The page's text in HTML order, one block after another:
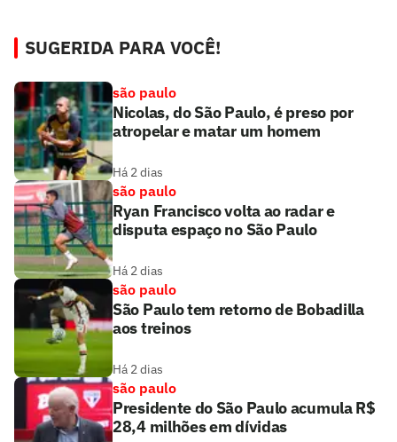
SUGERIDA PARA VOCÊ!
são paulo
Nicolas, do São Paulo, é preso por
atropelar e matar um homem
Há 2 dias
são paulo
Ryan Francisco volta ao radar e
disputa espaço no São Paulo
Há 2 dias
são paulo
São Paulo tem retorno de Bobadilla
aos treinos
Há 2 dias
são paulo
Presidente do São Paulo acumula R$
28,4 milhões em dívidas